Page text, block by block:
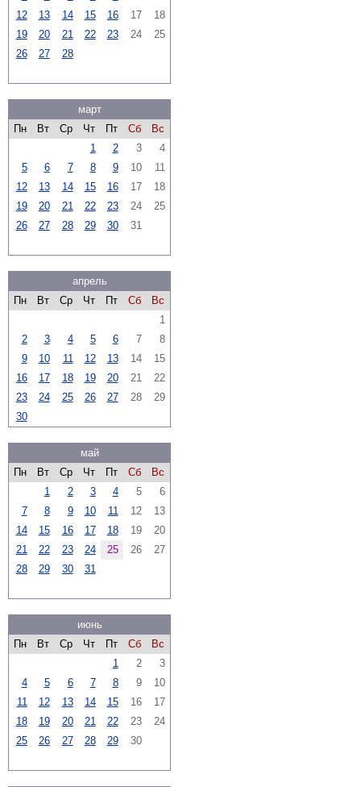
12
13 14 15 16 17
18
19
20 21 22 23 24
25
26
27 28
март
Пн
Вт Ср Чт Пт Сб
Вс
1
2 3
4
5
6 7 8 9 10
11
12
13 14 15 16 17
18
19
20 21 22 23 24
25
26
27 28 29 30 31
апрель
Пн
Вт Ср Чт Пт Сб
Вс
1
2
3 4 5 6 7
8
9
10 11 12 13 14
15
16
17 18 19 20 21
22
23
24 25 26 27 28
29
30
май
Пн
Вт Ср Чт Пт Сб
Вс
1
2 3 4 5
6
7
8 9 10 11 12
13
14
15 16 17 18 19
20
21
22 23 24 25 26
27
28
29 30 31
июнь
Пн
Вт Ср Чт Пт Сб
Вс
1
2
3
4
5 6 7 8 9
10
11
12 13 14 15 16
17
18
19 20 21 22 23
24
25
26 27 28 29 30